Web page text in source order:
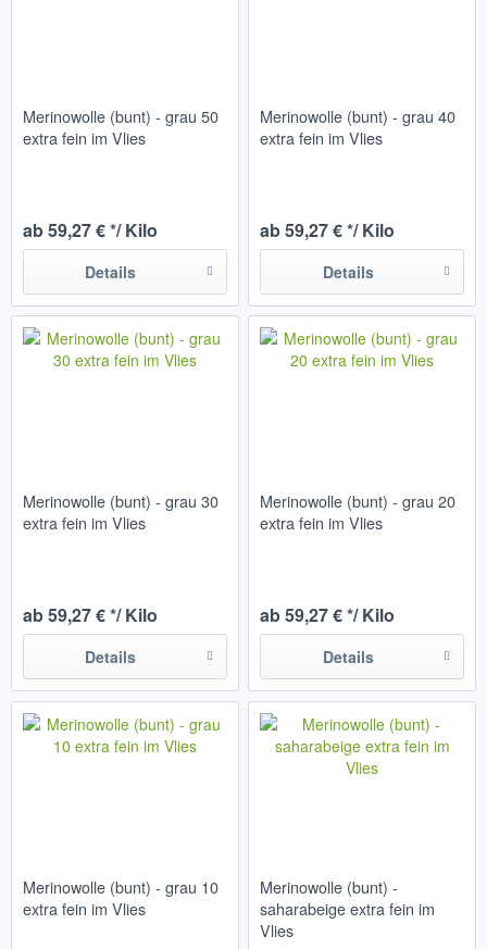
Merinowolle (bunt) - grau 50
extra fein im Vlies
ab 59,27 € */ Kilo
Details
Merinowolle (bunt) - grau 40
extra fein im Vlies
ab 59,27 € */ Kilo
Details
Merinowolle (bunt) - grau 30
extra fein im Vlies
ab 59,27 € */ Kilo
Details
Merinowolle (bunt) - grau 20
extra fein im Vlies
ab 59,27 € */ Kilo
Details
Merinowolle (bunt) - grau 10
extra fein im Vlies
Merinowolle (bunt) -
saharabeige extra fein im
Vlies